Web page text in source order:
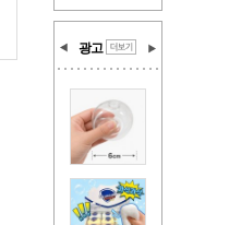
광고